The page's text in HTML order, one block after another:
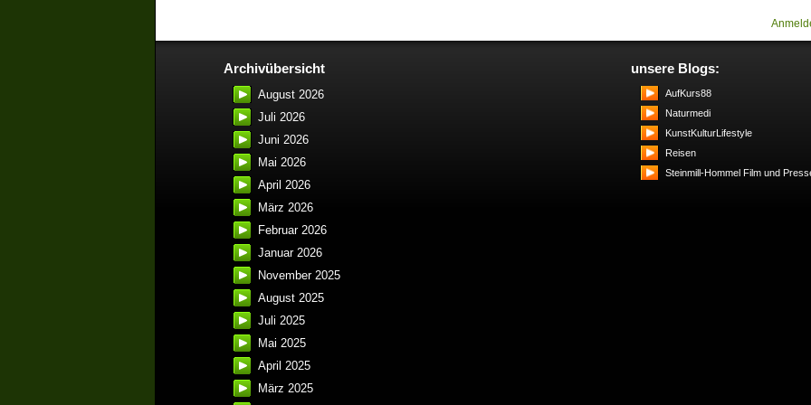
Archivübersicht
August 2026
Juli 2026
Juni 2026
Mai 2026
April 2026
März 2026
Februar 2026
Januar 2026
November 2025
August 2025
Juli 2025
Mai 2025
April 2025
März 2025
unsere Blogs:
AufKurs88
Naturmedi
KunstKulturLifestyle
Reisen
Steinmill-Hommel Film und